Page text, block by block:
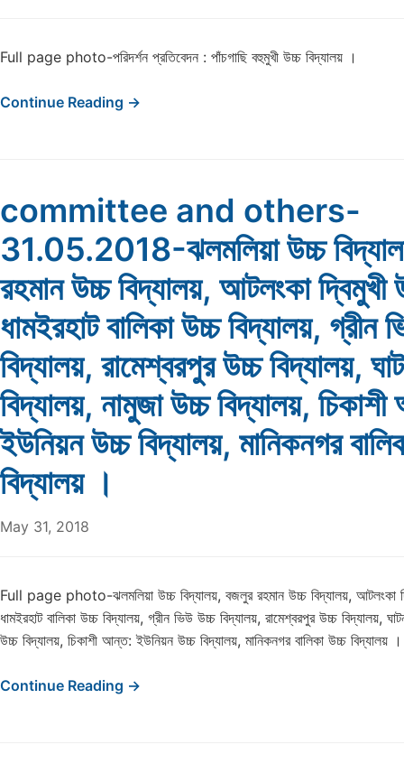
Full page photo-পরিদর্শন প্রতিবেদন : পাঁচগাছি বহুমুখী উচ্চ বিদ্যালয় ।
Continue Reading →
committee and others-
31.05.2018-ঝলমলিয়া উচ্চ
রহমান উচ্চ বিদ্যালয়, আটলংকা দ্বিমুখী
ধামইরহাট বালিকা উচ্চ বিদ্যালয়, গ্রীন
বিদ্যালয়, রামেশ্বরপুর উচ্চ বিদ্যালয়,
বিদ্যালয়, নামুজা উচ্চ বিদ্যালয়,
ইউনিয়ন উচ্চ বিদ্যালয়, মানিকনগর
বিদ্যালয় ।
May 31, 2018
Full page photo-ঝলমলিয়া উচ্চ বিদ্যালয়, বজলুর রহমান উচ্চ বিদ্যালয়, আটলংকা
ধামইরহাট বালিকা উচ্চ বিদ্যালয়, গ্রীন ভিউ উচ্চ বিদ্যালয়, রামেশ্বরপুর উচ্চ বিদ্যালয়,
উচ্চ বিদ্যালয়, চিকাশী আন্ত: ইউনিয়ন উচ্চ বিদ্যালয়, মানিকনগর বালিকা উচ্চ বিদ্যালয়
Continue Reading →